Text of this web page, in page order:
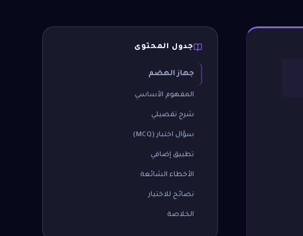
جدول المحتوى
جهاز الهضم
المفهوم الأساسي
شرح تفصيلي
سؤال اختبار (MCQ)
تطبيق إضافي
الأخطاء الشائعة
نصائح للاختبار
الخلاصة